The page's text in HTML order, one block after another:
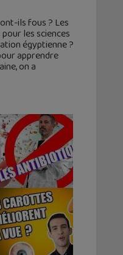
ils fous ? Les
les sciences
égyptienne ?
apprendre
on a